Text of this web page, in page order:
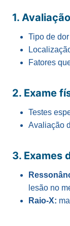
1.
Tipo de dor
Fatores
2. Exame
Testes
Avaliação
3. Exames
lesão no
Raio-X: